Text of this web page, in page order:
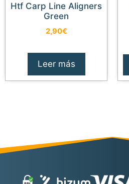
Htf Carp Line Aligners
Green
2,90€
Leer más